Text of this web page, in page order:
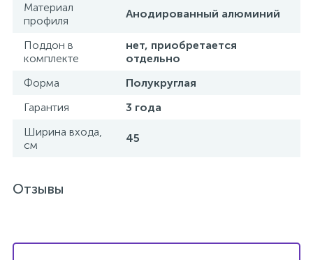
Материал
профиля
Анодированный алюминий
Поддон в
комплекте
нет, приобретается
отдельно
Форма
Полукруглая
Гарантия
3 года
Ширина входа,
см
45
Отзывы
Смесители для ванны и душа
Смесители для душа
Смесители для кухни
Смесители на борт ванны